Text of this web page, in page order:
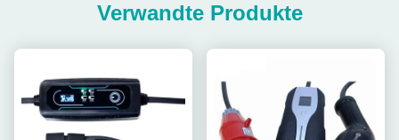
Verwandte Produkte